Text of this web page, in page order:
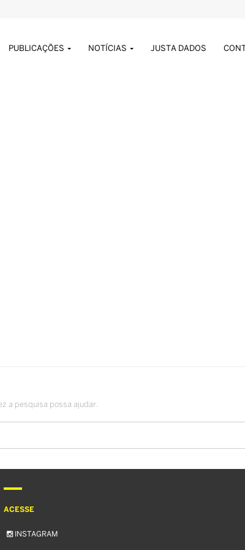
PUBLICAÇÕES NOTÍCIAS JUSTA DADOS
a pesquisa possa ajudar.
ACESSE
INSTAGRAM